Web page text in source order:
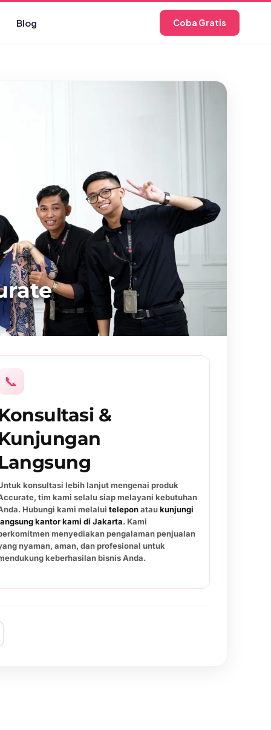
Blog Coba Gratis
📞
&
konsultasi lebih lanjut mengenai produk
tim kami selalu siap melayani kebutuhan
Hubungi kami melalui teleponataukunjungi
kantor kami di Jakarta. Kami
menyediakan pengalaman penjualan
nyaman, aman, dan profesional untuk
keberhasilan bisnis Anda.